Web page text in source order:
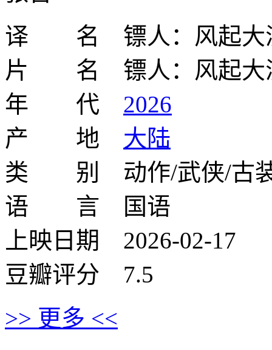
译 名 镖人：风起大
片 名 镖人：风起大
年 代 2026
产 地 大陆
类 别 动作/武侠/古
语 言 国语
上映日期 2026-02-17
豆瓣评分 7.5
>> 更多 <<